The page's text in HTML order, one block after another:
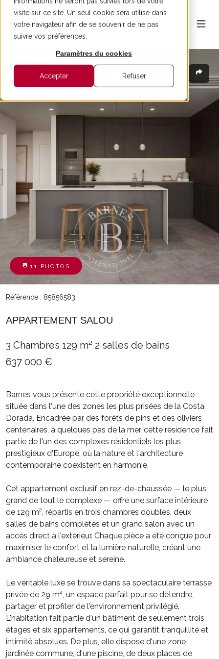
visite sur ce site. Un seul cookie sera utilisé dans
votre navigateur afin de se souvenir de ne pas
suivre vos préférences.
Paramètres du cookies
Accepter Refuser
11 PHOTOS
Référence : 85856583
APPARTEMENT SALOU
3 Chambres 129 m² 2 salles de bains
637 000 €
Barnes vous présente cette propriété exceptionnelle
située dans l'une des zones les plus prisées de la Costa
Dorada. Encadrée par des forêts de pins et des oliviers
centenaires, à quelques pas de la mer, cette résidence fait
partie de l'un des complexes résidentiels les plus
prestigieux d'Europe, où la nature et l'architecture
contemporaine coexistent en harmonie.
Cet appartement exclusif en rez-de-chaussée — le plus
grand de tout le complexe — offre une surface intérieure
de 129 m², répartis en trois chambres doubles, deux
salles de bains complètes et un grand salon avec un
accès direct à l'extérieur. Chaque pièce a été conçue pour
maximiser le confort et la lumière naturelle, créant une
ambiance chaleureuse et sereine.
Le véritable luxe se trouve dans sa spectaculaire terrasse
privée de 29 m², un espace parfait pour se détendre,
partager et profiter de l'environnement privilégié.
L'habitation fait partie d'un bâtiment de seulement trois
étages et six appartements, ce qui garantit tranquillité et
intimité absolues. De plus, elle dispose d'une zone
jardinée commune, d'une piscine, de deux places de